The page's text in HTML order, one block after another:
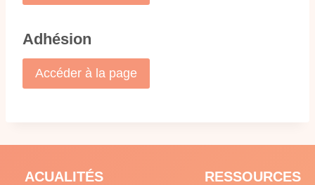
Adhésion
Accéder à la page
ACUALITÉS RESSOURCES